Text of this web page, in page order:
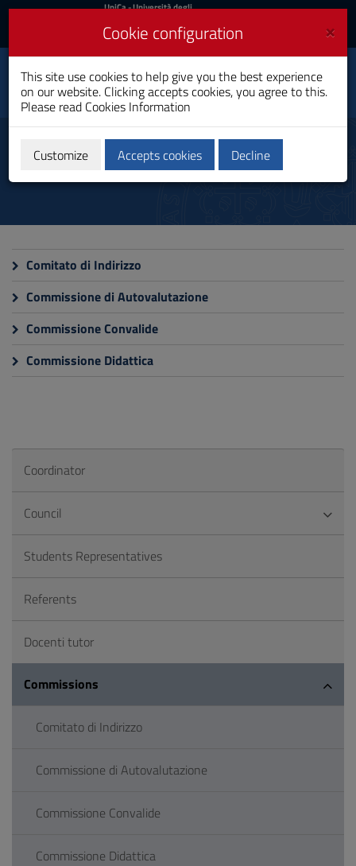
Skip
Content
to
Go
Footer
UniCa
Login
UniCa- Università degli
Login UniCA News
Toggle
navigation
Physiotherapy
Bachelor's Degree
Commissions
Comitato di Indirizzo
Commissione di Autovalutazione
Commissione Convalide
Commissione Didattica
Coordinator
Council
Students Representatives
Referents
Docenti tutor
Commissions
Comitato di Indirizzo
Commissione di Autovalutazione
Commissione Convalide
Commissione Didattica
×
Cookie configuration
This site use cookies to help give you the best experience
on our website. Clicking accepts cookies, you agree to this.
Please read Cookies Information
Customize Accepts cookies Decline